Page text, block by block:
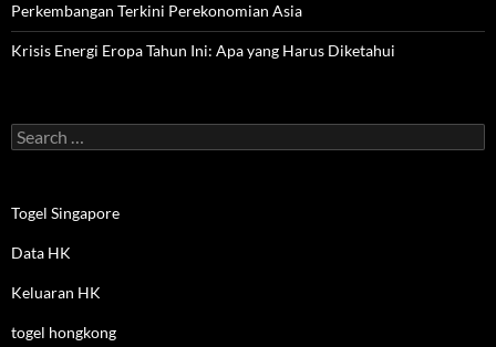
Perkembangan Terkini Perekonomian Asia
Krisis Energi Eropa Tahun Ini: Apa yang Harus Diketahui
Search
for:
Togel Singapore
Data HK
Keluaran HK
togel hongkong